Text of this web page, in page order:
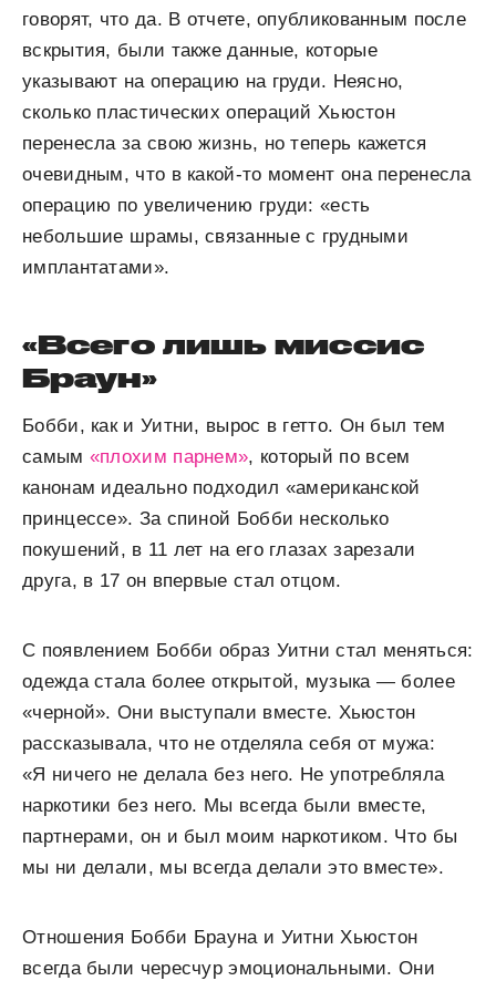
говорят, что да. В отчете, опубликованным после
вскрытия, были также данные, которые
указывают на операцию на груди. Неясно,
сколько пластических операций Хьюстон
перенесла за свою жизнь, но теперь кажется
очевидным, что в какой-то момент она перенесла
операцию по увеличению груди: «есть
небольшие шрамы, связанные с грудными
имплантатами».
«Всего лишь миссис
Браун»
Бобби, как и Уитни, вырос в гетто. Он был тем
самым «плохим парнем», который по всем
канонам идеально подходил «американской
принцессе». За спиной Бобби несколько
покушений, в 11 лет на его глазах зарезали
друга, в 17 он впервые стал отцом.
С появлением Бобби образ Уитни стал меняться:
одежда стала более открытой, музыка — более
«черной». Они выступали вместе. Хьюстон
рассказывала, что не отделяла себя от мужа:
«Я ничего не делала без него. Не употребляла
наркотики без него. Мы всегда были вместе,
партнерами, он и был моим наркотиком. Что бы
мы ни делали, мы всегда делали это вместе».
Отношения Бобби Брауна и Уитни Хьюстон
всегда были чересчур эмоциональными. Они